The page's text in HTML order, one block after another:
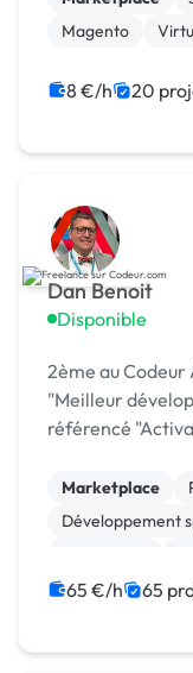
Magento
8 €/h 20
Dan Benoit
Disponible
2ème au
"Meilleur
référencé
Marketplace
Développement
Gestion de projet
65 €/h 65